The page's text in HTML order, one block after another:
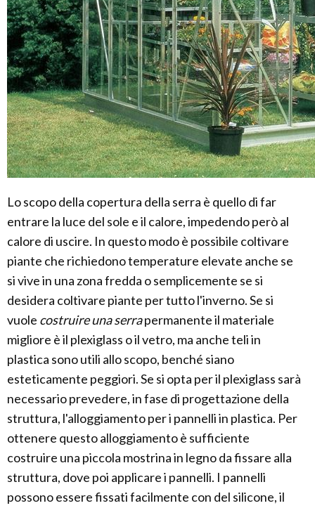
Lo scopo della copertura della serra è quello di far
entrare la luce del sole e il calore, impedendo però al
calore di uscire. In questo modo è possibile coltivare
piante che richiedono temperature elevate anche se
si vive in una zona fredda o semplicemente se si
desidera coltivare piante per tutto l'inverno. Se si
vuole costruire una serrapermanente il materiale
migliore è il plexiglass o il vetro, ma anche teli in
plastica sono utili allo scopo, benché siano
esteticamente peggiori. Se si opta per il plexiglass sarà
necessario prevedere, in fase di progettazione della
struttura, l'alloggiamento per i pannelli in plastica. Per
ottenere questo alloggiamento è sufficiente
costruire una piccola mostrina in legno da fissare alla
struttura, dove poi applicare i pannelli. I pannelli
possono essere fissati facilmente con del silicone, il